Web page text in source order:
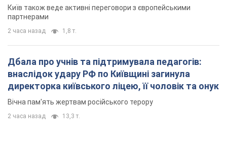
Київ також веде активні переговори з європейськими
партнерами
2 часа назад 1,8 т.
Дбала про учнів та підтримувала педагогів:
внаслідок удару РФ по Київщині загинула
директорка київського ліцею, її чоловік та онук
Вічна пам'ять жертвам російського терору
2 часа назад 13,3 т.